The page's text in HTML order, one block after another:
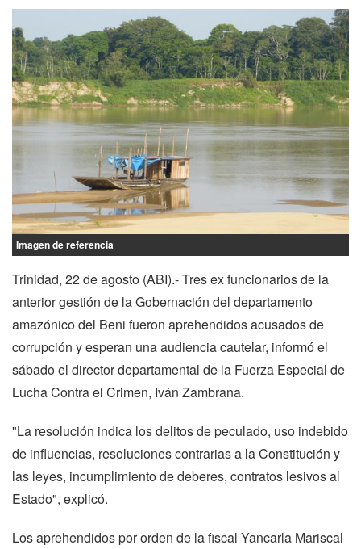
Imagen de referencia
Trinidad, 22 de agosto (ABI).- Tres ex funcionarios de la
anterior gestión de la Gobernación del departamento
amazónico del Beni fueron aprehendidos acusados de
corrupción y esperan una audiencia cautelar, informó el
sábado el director departamental de la Fuerza Especial de
Lucha Contra el Crimen, Iván Zambrana.
"La resolución indica los delitos de peculado, uso indebido
de influencias, resoluciones contrarias a la Constitución y
las leyes, incumplimiento de deberes, contratos lesivos al
Estado", explicó.
Los aprehendidos por orden de la fiscal Yancarla Mariscal